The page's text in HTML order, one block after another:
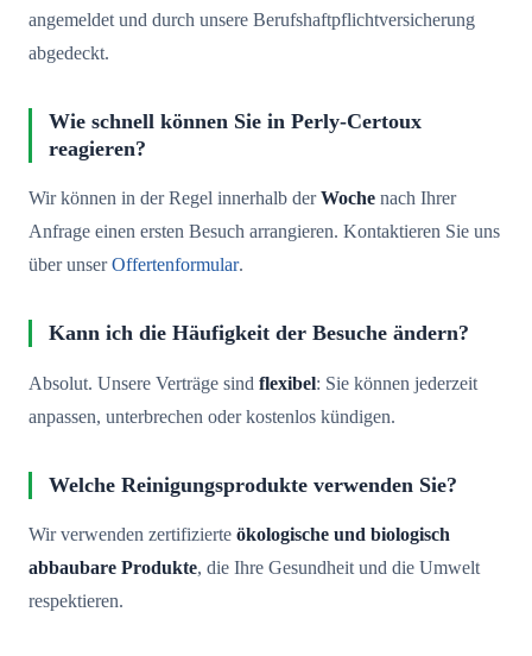
angemeldet und durch unsere Berufshaftpflichtversicherung
abgedeckt.
Wie schnell können Sie in Perly-Certoux
reagieren?
Wir können in der Regel innerhalb derWoche nach Ihrer
Anfrage einen ersten Besuch arrangieren. Kontaktieren Sie uns
über unserOffertenformular.
Kann ich die Häufigkeit der Besuche ändern?
Absolut. Unsere Verträge sind flexibel: Sie können jederzeit
anpassen, unterbrechen oder kostenlos kündigen.
Welche Reinigungsprodukte verwenden Sie?
Wir verwenden zertifizierte ökologische und biologisch
abbaubare Produkte, die Ihre Gesundheit und die Umwelt
respektieren.